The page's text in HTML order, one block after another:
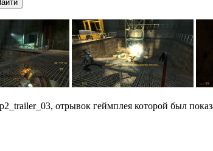
отрывок геймплея которой был